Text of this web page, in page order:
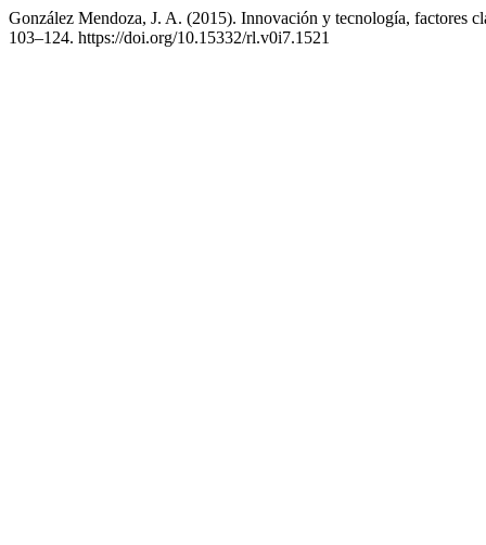
González Mendoza, J. A. (2015). Innovación y tecnología, factores
103–124. https://doi.org/10.15332/rl.v0i7.1521